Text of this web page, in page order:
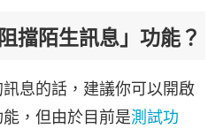
擋陌生訊息」功能？
息的話，建議你可以開啟
能，但由於目前是測試功